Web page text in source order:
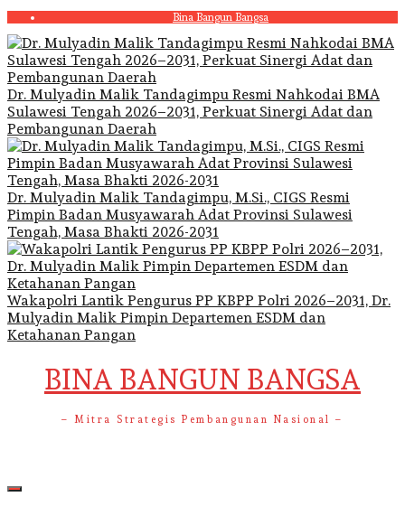
Skip
to
content
Bina Bangun Bangsa
Dr. Mulyadin Malik Tandagimpu Resmi Nahkodai BMA
Sulawesi Tengah 2026–2031, Perkuat Sinergi Adat dan
Pembangunan Daerah
Dr. Mulyadin Malik Tandagimpu, M.Si., CIGS Resmi
Pimpin Badan Musyawarah Adat Provinsi Sulawesi
Tengah, Masa Bhakti 2026-2031
Wakapolri Lantik Pengurus PP KBPP Polri 2026–2031, Dr.
Mulyadin Malik Pimpin Departemen ESDM dan
Ketahanan Pangan
BINA BANGUN BANGSA
– Mitra Strategis Pembangunan Nasional –
Primary